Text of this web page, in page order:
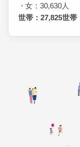
女：30,630人
世帯：27,825世帯